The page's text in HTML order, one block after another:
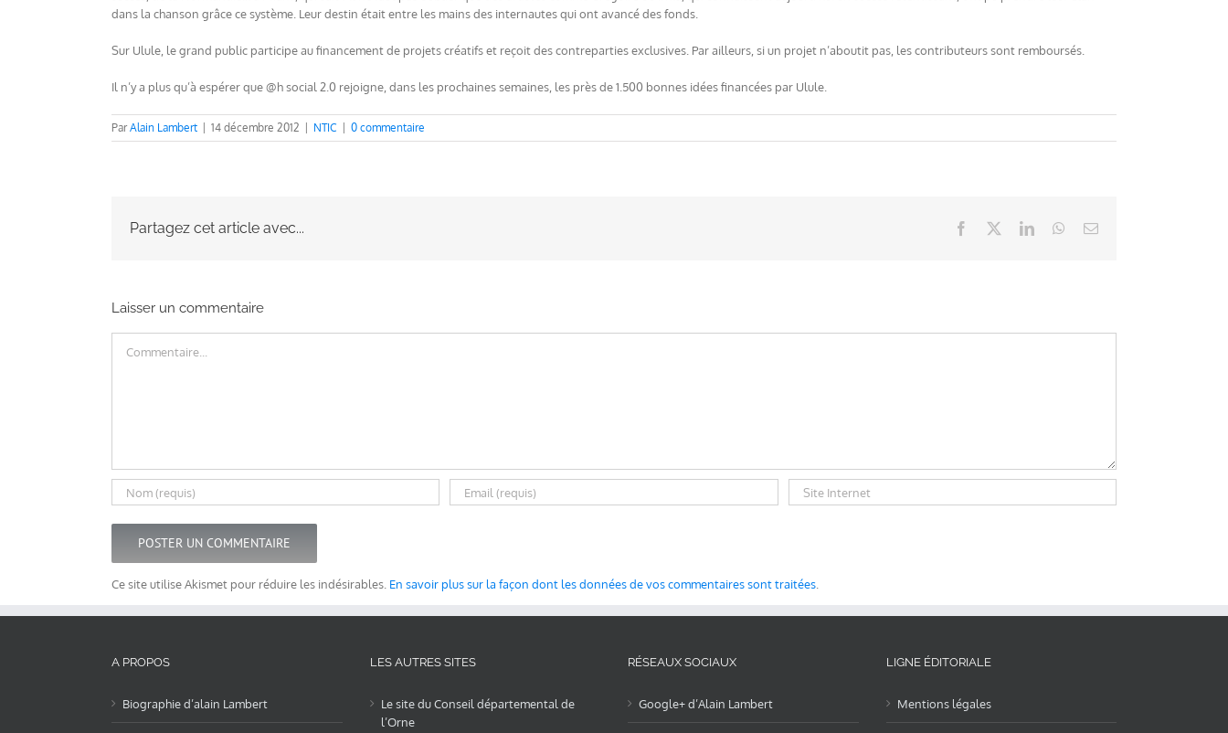
dans la chanson grâce ce système. Leur destin était entre les mains des internautes qui ont avancé des fonds.
Sur Ulule, le grand public participe au financement de projets créatifs et reçoit des contreparties exclusives. Par ailleurs, si un projet n’aboutit pas, les contributeurs sont remboursés.
Il n’y a plus qu’à espérer que @h social 2.0 rejoigne, dans les prochaines semaines, les près de 1.500 bonnes idées financées par Ulule.
ParAlain Lambert 14 décembre 2012 NTIC 0 commentaire
Partagez cet article avec... Facebook LinkedInWhatsApp
Email
Laisser un commentaire
Ce site utilise Akismet pour réduire les indésirables. En savoir plus sur la façon dont les données de vos commentaires sont traitées
A PROPOS
Biographie d’alain Lambert
LES AUTRES SITES
Le site du Conseil départemental de
l’Orne
RÉSEAUX SOCIAUX
Google+ d’Alain Lambert
LIGNE ÉDITORIALE
Mentions légales